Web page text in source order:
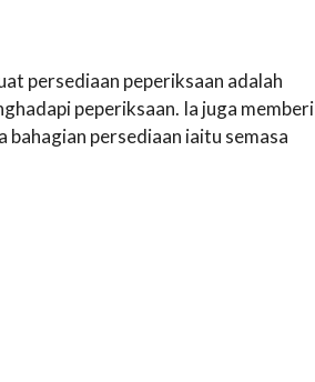
persediaan peperiksaan adalah
peperiksaan. Ia juga memberi
bahagian persediaan iaitu semasa